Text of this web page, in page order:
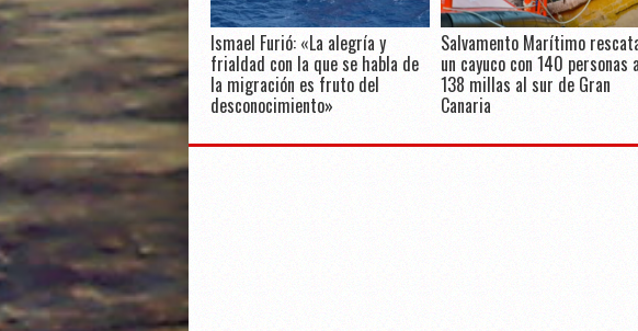
Ismael Furió: «La alegría y
frialdad con la que se habla de
la migración es fruto del
desconocimiento»
Salvamento Marítimo
un cayuco con 140 personas a
138 millas al sur de Gran
Canaria